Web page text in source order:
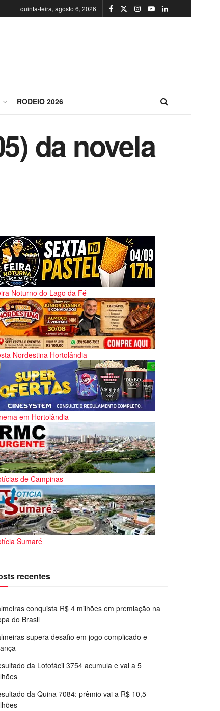
quinta-feira, agosto 6, 2026
RODEIO 2026
da novela
Noturno do Lago da Fé
Nordestina Hortolândia
em Hortolândia
de Campinas
Sumaré
recentes
conquista R$ 4 milhões em premiação na
do Brasil
supera desafio em jogo complicado e
da Lotofácil 3754 acumula e vai a 5
da Quina 7084: prêmio vai a R$ 10,5